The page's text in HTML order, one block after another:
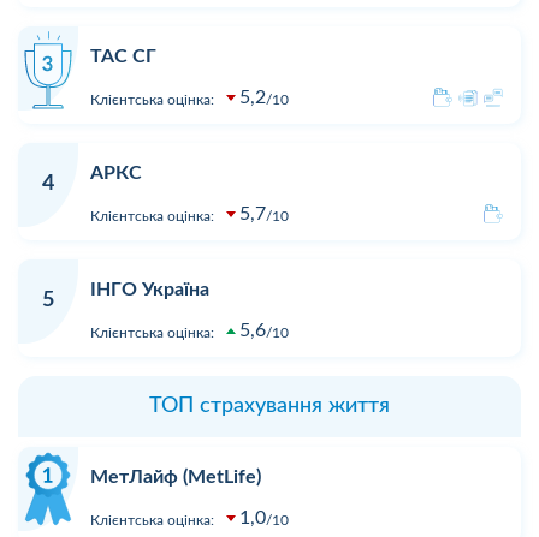
ТАС СГ
Клієнтська оцінка: 5,2 10
4
АРКС
Клієнтська оцінка: 5,7 10
5
ІНГО Україна
Клієнтська оцінка: 5,6 10
ТОП страхування життя
МетЛайф (MetLife)
Клієнтська оцінка: 1,0 10